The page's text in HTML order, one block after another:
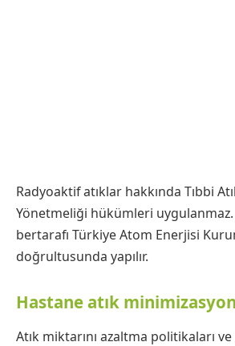
Radyoaktif atıklar hakkında Tıbbi
Yönetmeliği hükümleri uygulanmaz.
bertarafı Türkiye Atom Enerjisi
doğrultusunda yapılır.
Hastane atık
Atık miktarını azaltma politikaları